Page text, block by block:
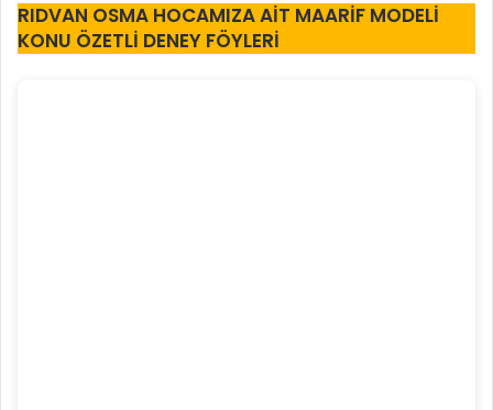
RIDVAN OSMA HOCAMIZA AİT MAARİF MODELİ
KONU ÖZETLİ DENEY FÖYLERİ